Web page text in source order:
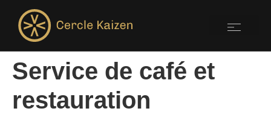
Service de café et
restauration